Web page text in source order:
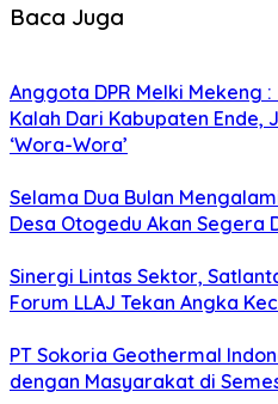
Baca Juga
Anggota DPR Melki Mekeng
Kalah Dari Kabupaten Ende,
‘Wora-Wora’
Selama Dua Bulan
Desa Otogedu Akan Segera
Sinergi Lintas Sektor,
Forum LLAJ Tekan Angka
PT Sokoria Geothermal
dengan Masyarakat di